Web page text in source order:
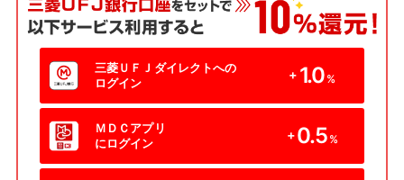
三菱ＵＦＪダイレクトへの
ログイン
+ 1.0 %
ＭＤＣアプリ
にログイン
+ 0.5 %